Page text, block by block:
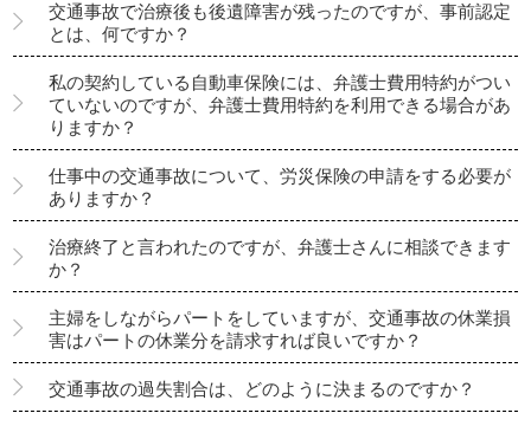
交通事故で治療後も後遺障害が残ったのですが、事前認定
とは、何ですか？
私の契約している自動車保険には、弁護士費用特約がつい
ていないのですが、弁護士費用特約を利用できる場合があ
りますか？
仕事中の交通事故について、労災保険の申請をする必要が
ありますか？
治療終了と言われたのですが、弁護士さんに相談できます
か？
主婦をしながらパートをしていますが、交通事故の休業損
害はパートの休業分を請求すれば良いですか？
交通事故の過失割合は、どのように決まるのですか？